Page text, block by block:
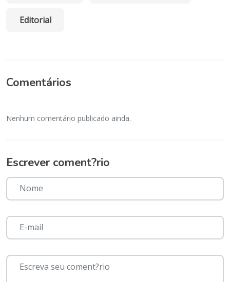
Editorial
Comentários
Nenhum comentário publicado ainda.
Escrever coment?rio